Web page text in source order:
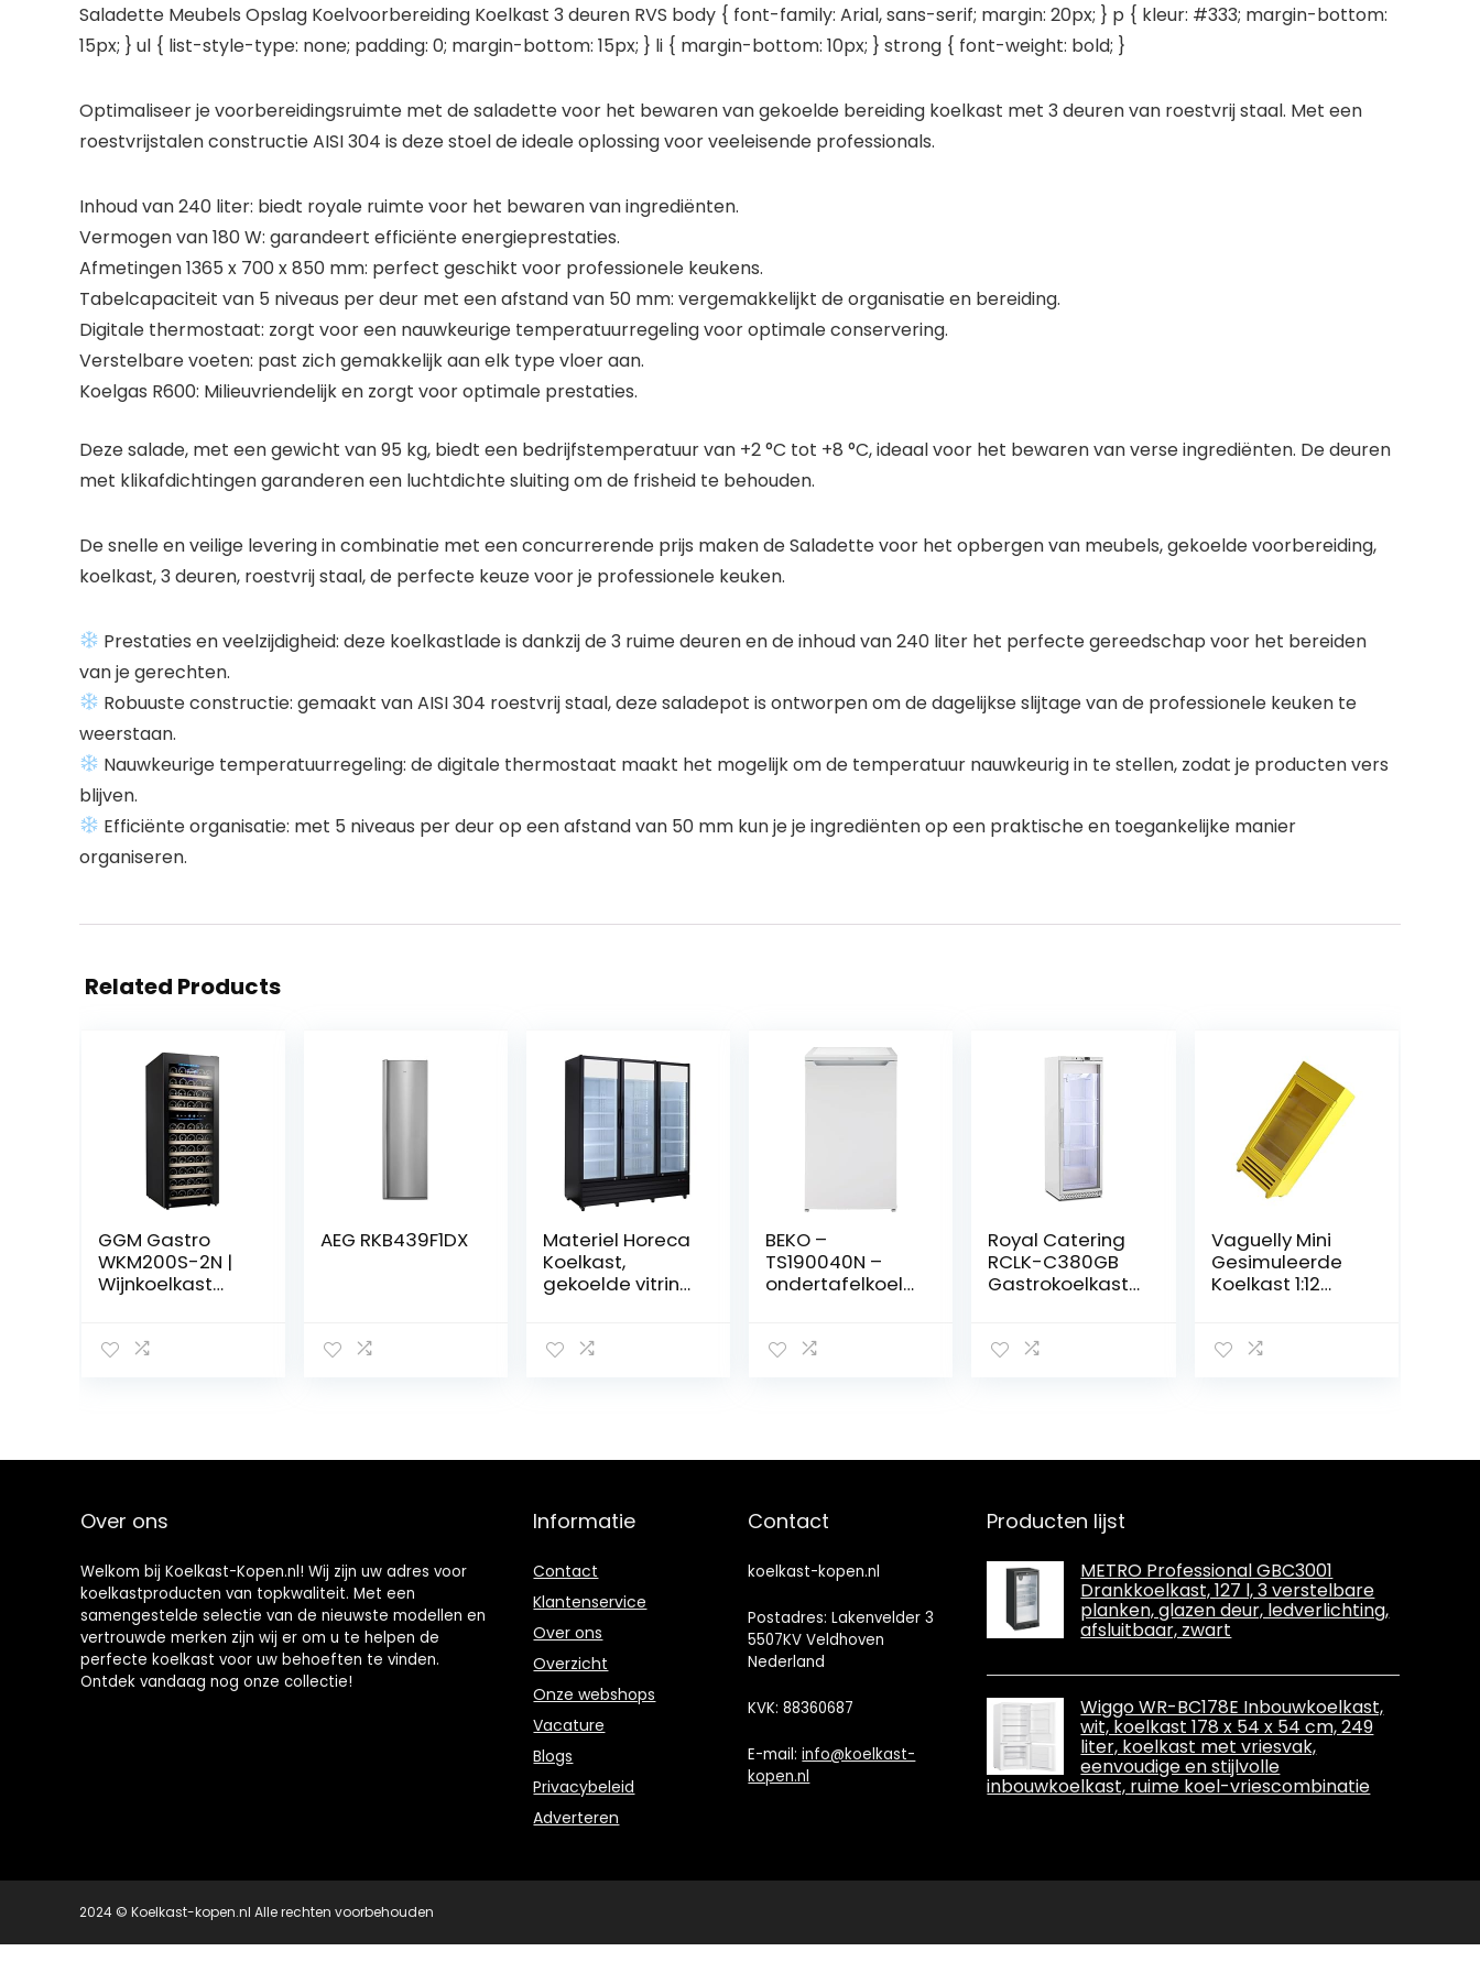
Saladette Meubels Opslag Koelvoorbereiding Koelkast 3 deuren RVS body { font-family: Arial, sans-serif; margin: 20px; } p { kleur: #333; margin-bottom:
15px; } ul { list-style-type: none; padding: 0; margin-bottom: 15px; } li { margin-bottom: 10px; } strong { font-weight: bold; }
Optimaliseer je voorbereidingsruimte met de saladette voor het bewaren van gekoelde bereiding koelkast met 3 deuren van roestvrij staal. Met een
roestvrijstalen constructie AISI 304 is deze stoel de ideale oplossing voor veeleisende professionals.
Inhoud van 240 liter: biedt royale ruimte voor het bewaren van ingrediënten.
Vermogen van 180 W: garandeert efficiënte energieprestaties.
Afmetingen 1365 x 700 x 850 mm: perfect geschikt voor professionele keukens.
Tabelcapaciteit van 5 niveaus per deur met een afstand van 50 mm: vergemakkelijkt de organisatie en bereiding.
Digitale thermostaat: zorgt voor een nauwkeurige temperatuurregeling voor optimale conservering.
Verstelbare voeten: past zich gemakkelijk aan elk type vloer aan.
Koelgas R600: Milieuvriendelijk en zorgt voor optimale prestaties.
Deze salade, met een gewicht van 95 kg, biedt een bedrijfstemperatuur van +2 °C tot +8 °C, ideaal voor het bewaren van verse ingrediënten. De deuren
met klikafdichtingen garanderen een luchtdichte sluiting om de frisheid te behouden.
De snelle en veilige levering in combinatie met een concurrerende prijs maken de Saladette voor het opbergen van meubels, gekoelde voorbereiding,
koelkast, 3 deuren, roestvrij staal, de perfecte keuze voor je professionele keuken.
Prestaties en veelzijdigheid: deze koelkastlade is dankzij de 3 ruime deuren en de inhoud van 240 liter het perfecte gereedschap voor het bereiden
van je gerechten.
Robuuste constructie: gemaakt van AISI 304 roestvrij staal, deze saladepot is ontworpen om de dagelijkse slijtage van de professionele keuken te
weerstaan.
Nauwkeurige temperatuurregeling: de digitale thermostaat maakt het mogelijk om de temperatuur nauwkeurig in te stellen, zodat je producten vers
blijven.
Efficiënte organisatie: met 5 niveaus per deur op een afstand van 50 mm kun je je ingrediënten op een praktische en toegankelijke manier
organiseren.
Related Products
GGM Gastro
WKM200S-2N |
Wijnkoelkast
192 liter – max.
AEG RKB439F1DX
Materiel Horeca
Koelkast,
gekoelde vitrine,
liter
BEKO –
TS190040N –
ondertafelkoelk
netto: 88 liter,
B x D: 81,8 x 47,5 x
Royal Catering
RCLK-C380GB
Gastrokoelkast,
koelkast zonder
koelkast
Vaguelly Mini
Gesimuleerde
Koelkast 1:12
Koelkastmodel
Kinderen Spelen
Ornamenten
Over ons
Welkom bij Koelkast-Kopen.nl! Wij zijn uw adres voor
koelkastproducten van topkwaliteit. Met een
samengestelde selectie van de nieuwste modellen en
vertrouwde merken zijn wij er om u te helpen de
perfecte koelkast voor uw behoeften te vinden.
Ontdek vandaag nog onze collectie!
Informatie
Contact
Klantenservice
Over ons
Overzicht
Onze webshops
Vacature
Blogs
Privacybeleid
Adverteren
Contact
koelkast-kopen.nl
Postadres: Lakenvelder 3
5507KV Veldhoven
Nederland
KVK: 88360687
E-mail:info@koelkast-
kopen.nl
Producten lijst
METRO Professional GBC3001
Drankkoelkast, 127 l, 3 verstelbare
planken, glazen deur, ledverlichting,
afsluitbaar, zwart
Wiggo WR-BC178E Inbouwkoelkast,
wit, koelkast 178 x 54 x 54 cm, 249
liter, koelkast met vriesvak,
eenvoudige en stijlvolle
inbouwkoelkast, ruime koel-vriescombinatie
2024 © Koelkast-kopen.nl Alle rechten voorbehouden